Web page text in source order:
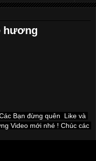
hương
Bạn đừng quên  Like và
Video mới nhé ! Chúc các